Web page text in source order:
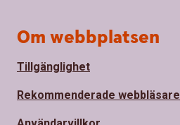
Om webbplatsen
Tillgänglighet
Rekommenderade webbläsare